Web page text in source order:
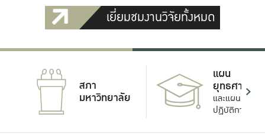
เยี่ยมชมงานวิจัยทั้งหมด
สภา
มหาวิทยาลัย
แผน
ยุทธศาสตร์
และแผน
ปฏิบัติการ